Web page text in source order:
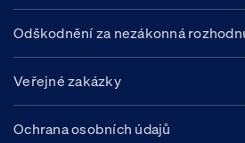
Odškodnění za nezákonná
Veřejné zakázky
Ochrana osobních údajů